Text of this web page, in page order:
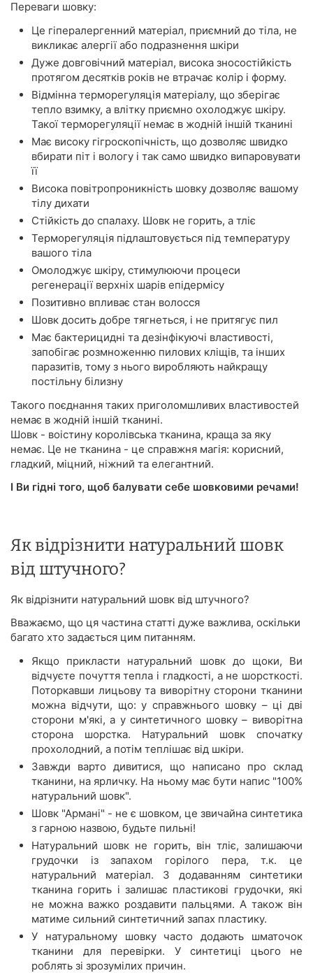
Переваги шовку:
Це гіпералергенний матеріал, приємний до тіла, не
викликає алергії або подразнення шкіри
Дуже довговічний матеріал, висока зносостійкість
протягом десятків років не втрачає колір і форму.
Відмінна терморегуляція матеріалу, що зберігає
тепло взимку, а влітку приємно охолоджує шкіру.
Такої терморегуляції немає в жодній іншій тканині
Має високу гігроскопічність, що дозволяє швидко
вбирати піт і вологу і так само швидко випаровувати
її
Висока повітропроникність шовку дозволяє вашому
тілу дихати
Стійкість до спалаху. Шовк не горить, а тліє
Терморегуляція підлаштовується під температуру
вашого тіла
Омолоджує шкіру, стимулюючи процеси
регенерації верхніх шарів епідермісу
Позитивно впливає стан волосся
Шовк досить добре тягнеться, і не притягує пил
Має бактерицидні та дезінфікуючі властивості,
запобігає розмноженню пилових кліщів, та інших
паразитів, тому з нього виробляють найкращу
постільну білизну
Такого поєднання таких приголомшливих властивостей
немає в жодній іншій тканині.
Шовк - воістину королівська тканина, краща за яку
немає. Це не тканина - це справжня магія: корисний,
гладкий, міцний, ніжний та елегантний.
І Ви гідні того, щоб балувати себе шовковими речами!
Як відрізнити натуральний шовк
від штучного?
Як відрізнити натуральний шовк від штучного?
Вважаємо, що ця частина статті дуже важлива, оскільки
багато хто задається цим питанням.
Якщо прикласти натуральний шовк до щоки, Ви
відчуєте почуття тепла і гладкості, а не шорсткості.
Поторкавши лицьову та виворітну сторони тканини
можна відчути, що: у справжнього шовку – ці дві
сторони м'які, а у синтетичного шовку – виворітна
сторона шорстка. Натуральний шовк спочатку
прохолодний, а потім теплішає від шкіри.
Завжди варто дивитися, що написано про склад
тканини, на ярличку. На ньому має бути напис "100%
натуральний шовк".
Шовк "Армані" - не є шовком, це звичайна синтетика
з гарною назвою, будьте пильні!
Натуральний шовк не горить, він тліє, залишаючи
грудочки із запахом горілого пера, т.к. це
натуральний матеріал. З додаванням синтетики
тканина горить і залишає пластикові грудочки, які
не можна важко роздавити пальцями. А також він
матиме сильний синтетичний запах пластику.
У натуральному шовку часто додають шматочок
тканини для перевірки. У синтетиці цього не
роблять зі зрозумілих причин.